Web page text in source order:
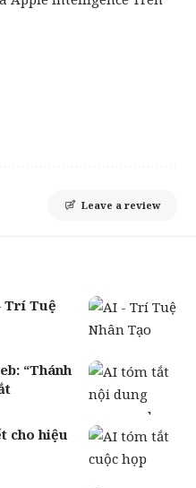
Leave a review
Trí Tuệ
“Thánh
cho hiệu